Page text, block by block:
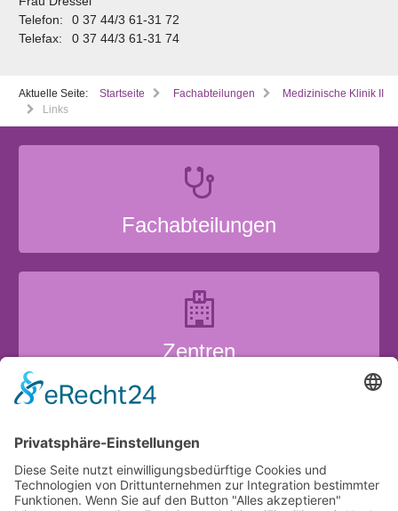
Telefon:
0 37 44/3 61-31 72
Telefax:
0 37 44/3 61-31 74
Aktuelle Seite: Startseite Fachabteilungen
Medizinische Klinik II
Links
Fachabteilungen
Zentren
Krankenhausaufenthalt